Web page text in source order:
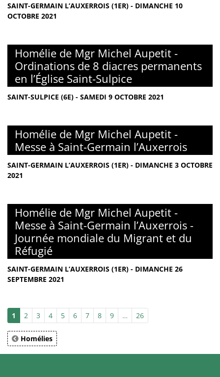
SAINT-GERMAIN L’AUXERROIS (1ER) - DIMANCHE 10
OCTOBRE 2021
Homélie de Mgr Michel Aupetit -
Ordinations de 8 diacres permanents
en l’Église Saint-Sulpice
SAINT-SULPICE (6E) - SAMEDI 9 OCTOBRE 2021
Homélie de Mgr Michel Aupetit -
Messe à Saint-Germain l’Auxerrois
SAINT-GERMAIN L’AUXERROIS (1ER) - DIMANCHE 3 OCTOBRE
2021
Homélie de Mgr Michel Aupetit -
Messe à Saint-Germain l’Auxerrois -
Journée mondiale du Migrant et du
Réfugié
SAINT-GERMAIN L’AUXERROIS (1ER) - DIMANCHE 26
SEPTEMBRE 2021
1 2 3 4 5 6 7 8 9 … 26
Homélies